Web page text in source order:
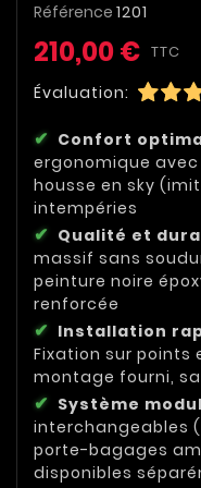
Référence 1201
210,00 € TTC
Évaluation:
Confort
ergonomique
housse en sky
intempéries
Qualité et
massif sans
peinture noire
renforcée
Installation
Fixation sur points
montage fourni,
Système
interchangeables
porte-bagages
disponibles